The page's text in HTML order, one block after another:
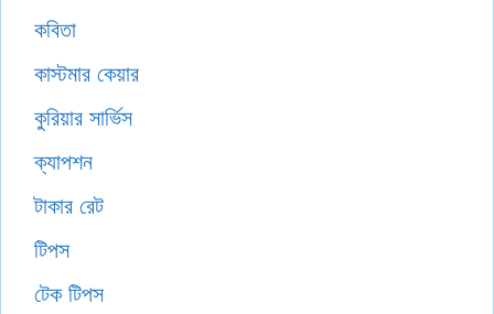
কবিতা
কাস্টমার কেয়ার
কুরিয়ার সার্ভিস
ক্যাপশন
টাকার রেট
টিপস
টেক টিপস